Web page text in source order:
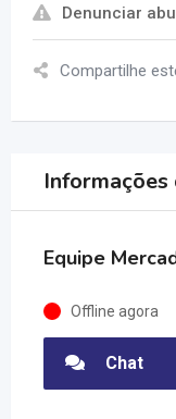
Denunciar
Compartilhe
Equipe
Offline agora
Chat